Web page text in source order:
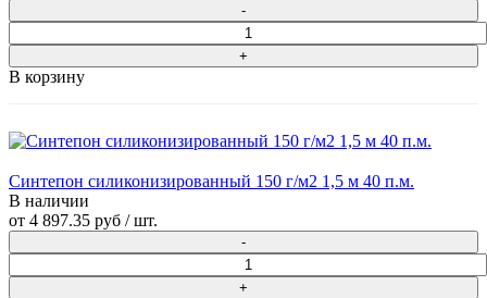
В корзину
Синтепон силиконизированный 150 г/м2 1,5 м 40 п.м.
В наличии
от 4 897.35 руб / шт.